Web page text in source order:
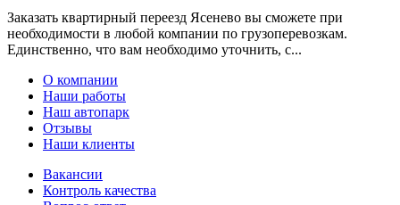
Заказать квартирный переезд Ясенево вы сможете при
необходимости в любой компании по грузоперевозкам.
Единственно, что вам необходимо уточнить, с...
О компании
Наши работы
Наш автопарк
Отзывы
Наши клиенты
Вакансии
Контроль качества